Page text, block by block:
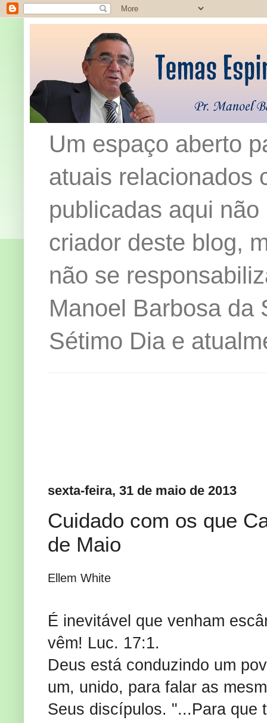
Um espaço aberto
atuais relacionados
publicadas aqui
criador deste blog,
não se
Manoel Barbosa da
Sétimo Dia e
sexta-feira, 31 de maio de 2013
Cuidado com os que
de Maio
Ellem White
É inevitável que venham
vêm! Luc. 17:1.
Deus está conduzindo um
um, unido, para falar as
Seus discípulos. "...Para que